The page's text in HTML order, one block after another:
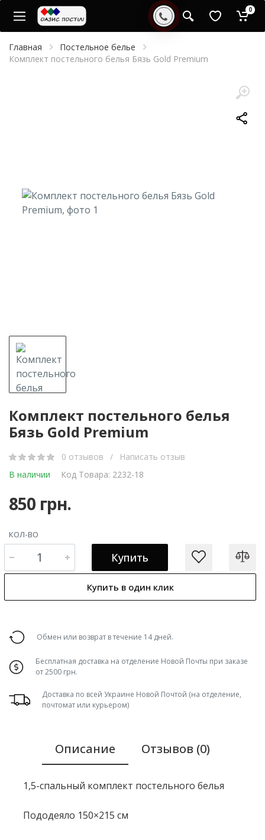
0
Главная
Постельное белье
Комплект постельного белья Бязь Gold Premium
Комплект постельного белья
Бязь Gold Premium
0 отзывов /
Написать отзыв
В наличии
Код Товара: 2232-18
850 грн.
КОЛ-ВО
Купить
Купить в один клик
Обмен или возврат в течение 14 дней.
Бесплатная доставка на отделение Новой Почты при заказе
от 2500 грн.
Доставка по всей Украине Новой Почтой (на отделение,
почтомат или курьером)
Описание Отзывов (0)
1,5-спальный комплект постельного белья
Пододеяло 150×215 см